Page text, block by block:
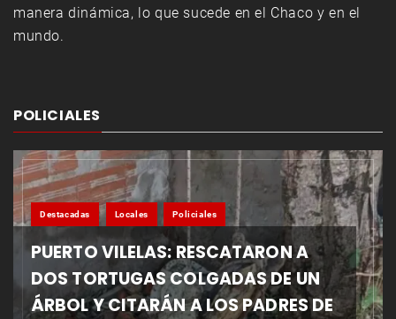
manera dinámica, lo que sucede en el Chaco y en el
mundo.
POLICIALES
Destacadas Locales Policiales
PUERTO VILELAS: RESCATARON A
DOS TORTUGAS COLGADAS DE UN
ÁRBOL Y CITARÁN A LOS PADRES DE